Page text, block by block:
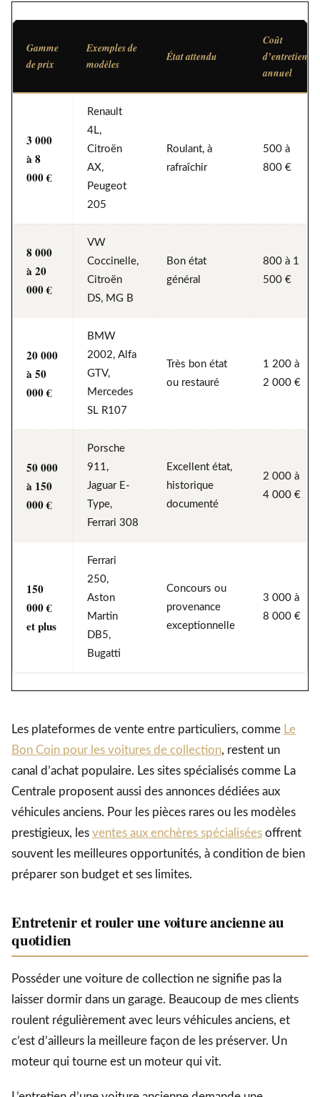
Gamme
de prix
Exemples de
modèles
État attendu
Coût
d’entretien
annuel
3 000
à 8
000 €
Renault
4L,
Citroën
AX,
Peugeot
205
Roulant, à
rafraîchir
500 à
800 €
8 000
à 20
000 €
VW
Coccinelle,
Citroën
DS, MG B
Bon état
général
800 à 1
500 €
20 000
à 50
000 €
BMW
2002, Alfa
GTV,
Mercedes
SL R107
Très bon état
ou restauré
1 200 à
2 000 €
50 000
à 150
000 €
Porsche
911,
Jaguar E-
Type,
Ferrari 308
Excellent état,
historique
documenté
2 000 à
4 000 €
150
000 €
et plus
Ferrari
250,
Aston
Martin
DB5,
Bugatti
Concours ou
provenance
exceptionnelle
3 000 à
8 000 €
Les plateformes de vente entre particuliers, comme Le
Bon Coin pour les voitures de collection, restent un
canal d’achat populaire. Les sites spécialisés comme La
Centrale proposent aussi des annonces dédiées aux
véhicules anciens. Pour les pièces rares ou les modèles
prestigieux, les ventes aux enchères spécialisées offrent
souvent les meilleures opportunités, à condition de bien
préparer son budget et ses limites.
Entretenir et rouler une voiture ancienne au
quotidien
Posséder une voiture de collection ne signifie pas la
laisser dormir dans un garage. Beaucoup de mes clients
roulent régulièrement avec leurs véhicules anciens, et
c’est d’ailleurs la meilleure façon de les préserver. Un
moteur qui tourne est un moteur qui vit.